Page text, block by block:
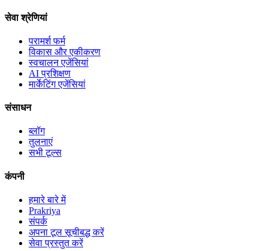
सेवा श्रेणियां
परामर्श फर्म
विकास और एकीकरण
स्वचालन एजेंसियां
AI प्रशिक्षण
मार्केटिंग एजेंसियां
संसाधन
ब्लॉग
तुलनाएं
सभी टूल्स
कंपनी
हमारे बारे में
Prakriya
संपर्क
अपना टूल सूचीबद्ध करें
सेवा प्रस्तुत करें